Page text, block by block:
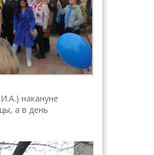
накануне
а в день